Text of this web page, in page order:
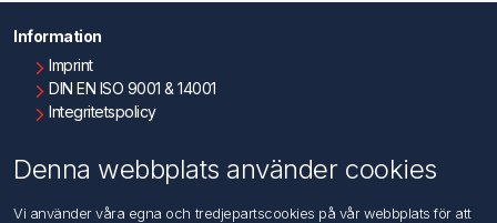
Information
Imprint
DIN EN ISO 9001 & 14001
Integritetspolicy
Kontakta oss
Denna webbplats använder cookies
Vi använder våra egna och tredjepartscookies på vår webbplats för att